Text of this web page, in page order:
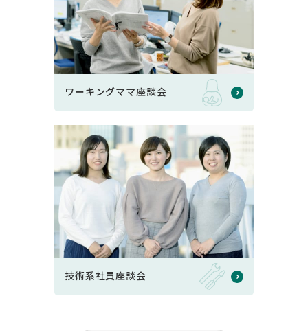
ワーキングママ座談会
技術系社員座談会